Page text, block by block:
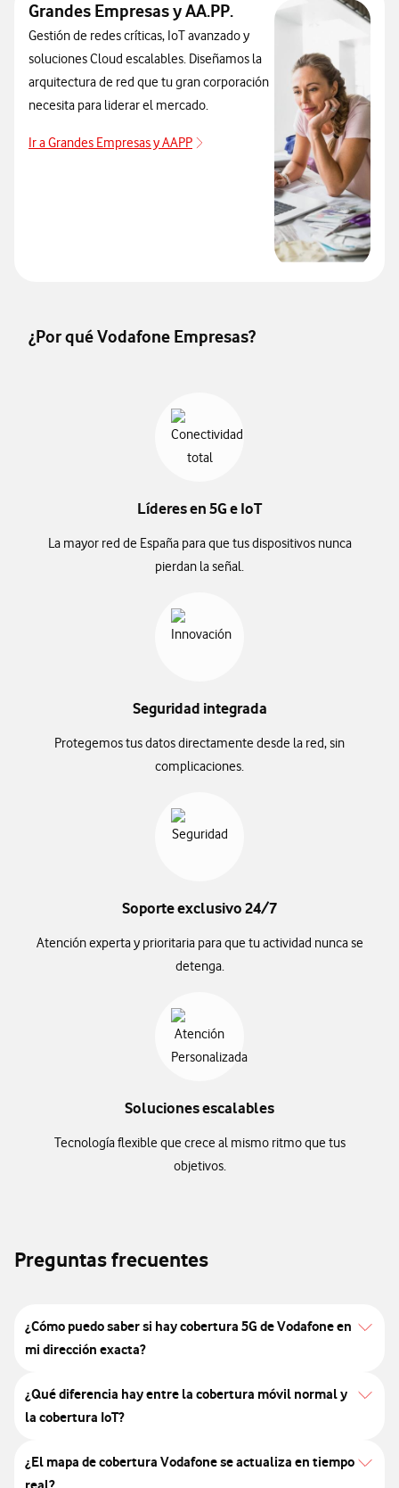
Grandes Empresas y AA.PP.
Gestión de redes críticas, IoT avanzado y
soluciones Cloud escalables. Diseñamos la
arquitectura de red que tu gran corporación
necesita para liderar el mercado.
Ir a Grandes Empresas y AAPP
sobre objetos conectados
¿Por qué Vodafone Empresas?
Líderes en 5G e IoT
La mayor red de España para que tus dispositivos nunca
pierdan la señal.
Seguridad integrada
Protegemos tus datos directamente desde la red, sin
complicaciones.
Soporte exclusivo 24/7
Atención experta y prioritaria para que tu actividad nunca se
detenga.
Soluciones escalables
Tecnología flexible que crece al mismo ritmo que tus
objetivos.
Preguntas frecuentes​
¿Cómo puedo saber si hay cobertura 5G de Vodafone en
mi dirección exacta?
¿Qué diferencia hay entre la cobertura móvil normal y
la cobertura IoT?
¿El mapa de cobertura Vodafone se actualiza en tiempo
real?